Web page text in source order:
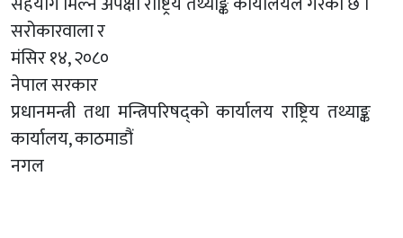
सरोकारवाला र
मंसिर १४, २०८०
नेपाल सरकार
प्रधानमन्त्री तथा मन्त्रिपरिषद्को कार्यालय राष्ट्रिय तथ्याङ्क
कार्यालय, काठमाडौं
नगल